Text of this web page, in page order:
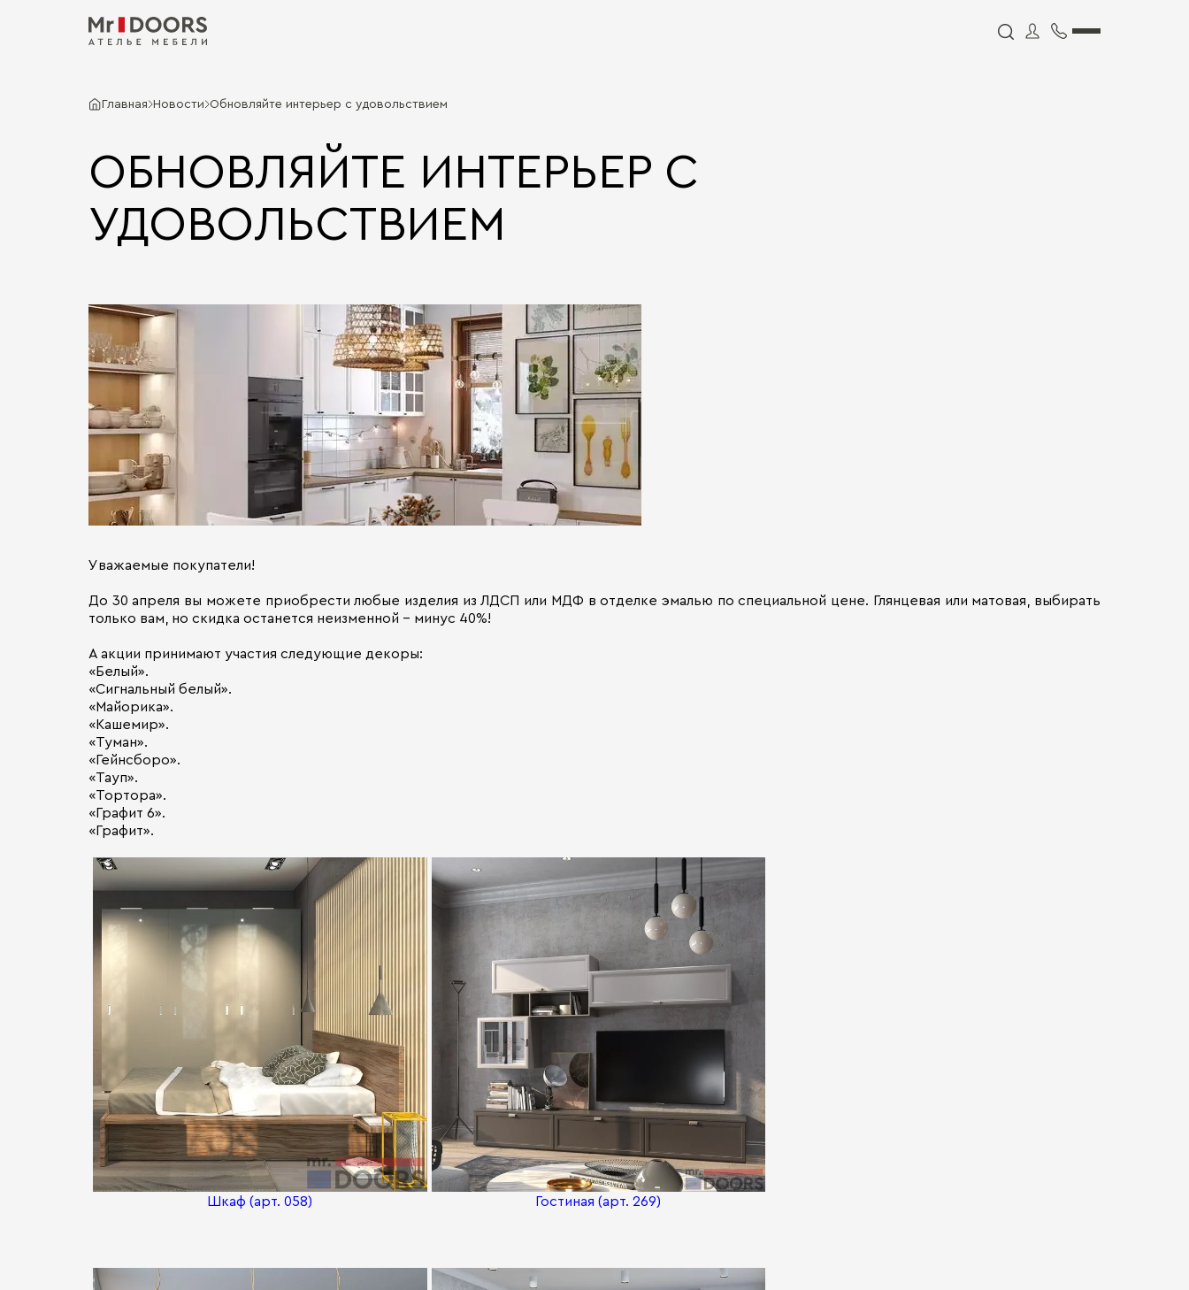
Главная Новости Обновляйте интерьер с удовольствием
ОБНОВЛЯЙТЕ ИНТЕРЬЕР С
УДОВОЛЬСТВИЕМ
Уважаемые покупатели!
До 30 апреля вы можете приобрести любые изделия из ЛДСП или МДФ в отделке эмалью по специальной цене. Глянцевая или матовая, выбирать
только вам, но скидка останется неизменной - минус 40%!
А акции принимают участия следующие декоры:
«Белый».
«Сигнальный белый».
«Майорика».
«Кашемир».
«Туман».
«Гейнсборо».
«Тауп».
«Тортора».
«Графит 6».
«Графит».
Шкаф (арт. 058) Гостиная (арт. 269)